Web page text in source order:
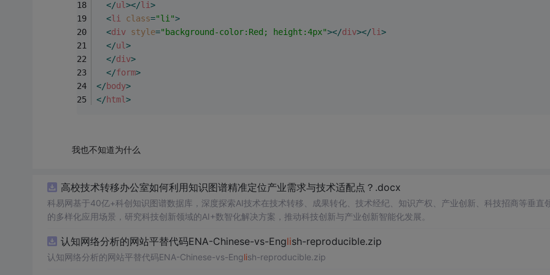
</ul ></li>
<li class="li">
<div style="background-color:Red; height:4px"></div></li>
</ul >
</div>
</form>
</body>
</html >
我也不知道为什么
高校技术转移办公室如何利用知识图谱精准定位产业需求与技术适配点？.docx
科易网基于40亿+科创知识图谱数据库，深度探索AI技术在技术转移、成果转化、技术经纪、知识产权、产业创新、科技招商等垂直
的多样化应用场景，研究科技创新领域的AI+数智化解决方案，推动科技创新与产业创新智能化发展。
认知网络分析的网站平替代码ENA-Chinese-vs-English-reproducible.zip
认知网络分析的网站平替代码ENA-Chinese-vs-English-reproducible.zip